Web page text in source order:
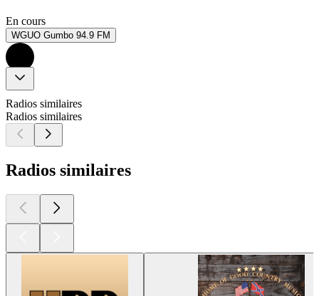
En cours
WGUO Gumbo 94.9 FM
Radios similaires
Radios similaires
Radios similaires